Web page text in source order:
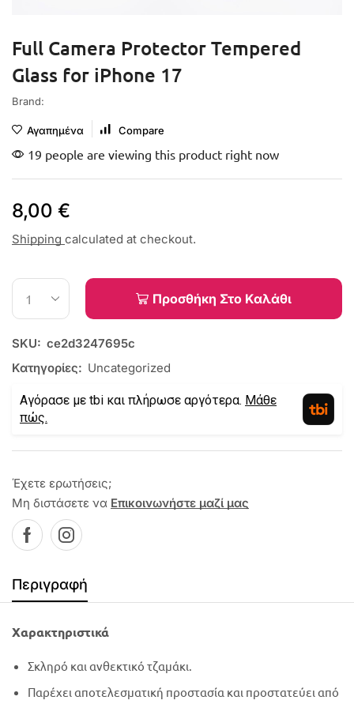
Full Camera Protector Tempered
Glass for iPhone 17
Brand:
Αγαπημένα Compare
19 people are viewing this product right now
8,00 €
Shipping calculated at checkout.
Προσθήκη Στο Καλάθι
SKU: ce2d3247695c
Κατηγορίες: Uncategorized
Αγόρασε με tbi και πλήρωσε αργότερα. Μάθε
πώς.
Έχετε ερωτήσεις;
Μη διστάσετε να Επικοινωνήστε μαζί μας
Περιγραφή
Χαρακτηριστικά
Σκληρό και ανθεκτικό τζαμάκι.
Παρέχει αποτελεσματική προστασία και προστατεύει από